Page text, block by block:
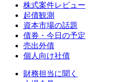
株式案件レビュー
起債観測
資本市場の話題
債券・今日の予定
売出外債
個人向け社債
財務担当に聞く